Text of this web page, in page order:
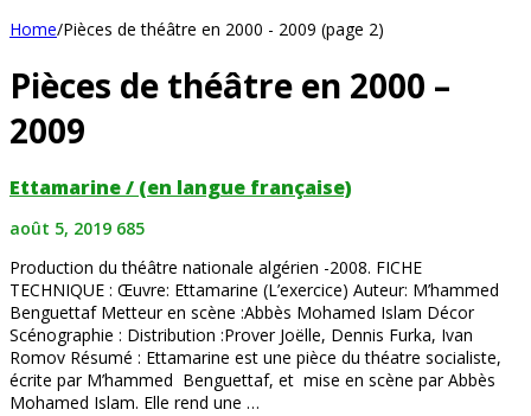
Home/Pièces de théâtre en 2000 - 2009 (page 2)
Pièces de théâtre en 2000 –
2009
Ettamarine / (en langue française)
août 5, 2019 685
Production du théâtre nationale algérien -2008. FICHE
TECHNIQUE : Œuvre: Ettamarine (L’exercice) Auteur: M’hammed
Benguettaf Metteur en scène :Abbès Mohamed Islam Décor
Scénographie : Distribution :Prover Joëlle, Dennis Furka, Ivan
Romov Résumé : Ettamarine est une pièce du théatre socialiste,
écrite par M’hammed Benguettaf, et mise en scène par Abbès
Mohamed Islam. Elle rend une …